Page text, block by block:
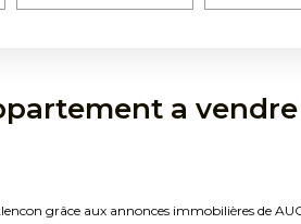
a
grâce aux annonces immobilières de